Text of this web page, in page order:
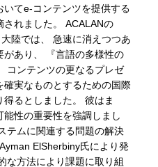
てe-コンテンツを提供する
れました。 ACALANの
陸では、 急速に消えつつあ
があり、 『言語の多様性の
コンテンツの更なるプレゼ
確実なものとするための国際
るとしました。 彼はま
性の重要性を強調しまし
テムに関連する問題の解決
ElSherbiny氏により発
な方法により課題に取り組